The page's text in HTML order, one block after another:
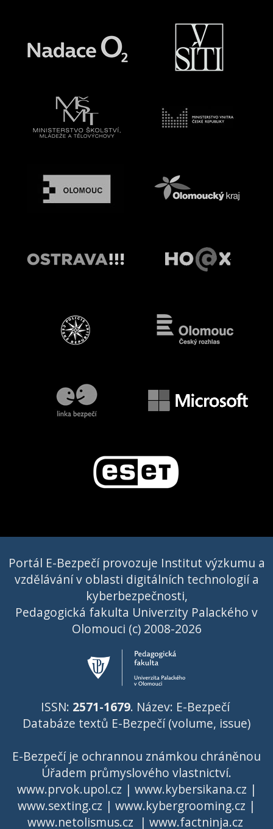
Portál E-Bezpečí provozuje Institut výzkumu a
vzdělávání v oblasti digitálních technologií a
kyberbezpečnosti,
Pedagogická fakulta Univerzity Palackého v
Olomouci (c) 2008-2026
ISSN: 2571-1679. Název: E-Bezpečí
Databáze textů E-Bezpečí (volume, issue)
E-Bezpečí je ochrannou známkou chráněnou
Úřadem průmyslového vlastnictví.
www.prvok.upol.cz | www.kybersikana.cz |
www.sexting.cz | www.kybergrooming.cz |
www.netolismus.cz | www.factninja.cz